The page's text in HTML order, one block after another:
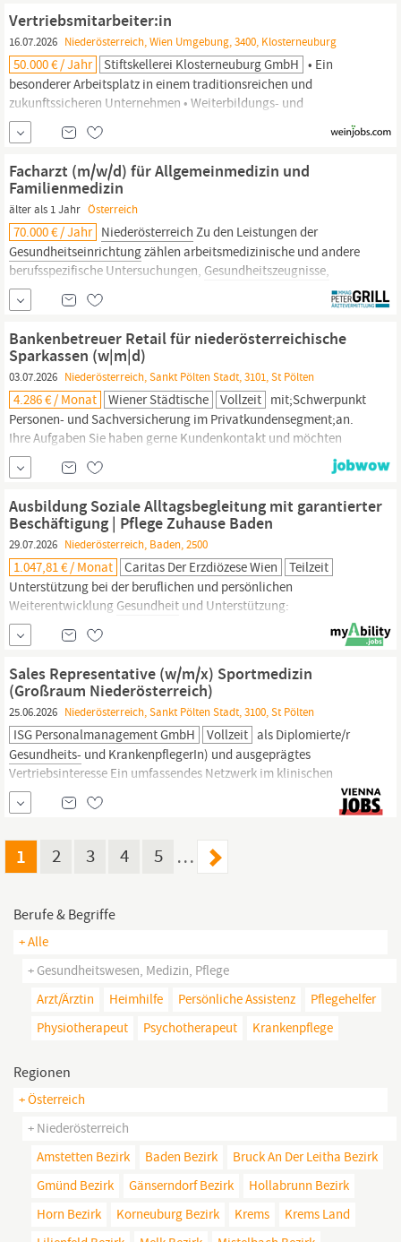
wir Ihnen gerne zur Verfügung.
Vertriebsmitarbeiter:in
16.07.2026 Niederösterreich, Wien Umgebung, 3400, Klosterneuburg
50.000 € / Jahr Stiftskellerei Klosterneuburg GmbH • Ein
besonderer Arbeitsplatz in einem traditionsreichen und
zukunftssicheren Unternehmen • Weiterbildungs- und
Entwicklungsmöglichkeiten • Attraktive Zusatzleistungen
(betriebliche Pensions- und
Essenskostenzuschuss, Events u. a.) • Dienstwagen zur privaten
Nutzung • Jahresbruttogehalt ab EUR 50.000,– (All-In)
Facharzt (m/w/d) für Allgemeinmedizin und
Familienmedizin
älter als 1 Jahr Österreich
70.000 € / Jahr Niederösterreich Zu den Leistungen der
Gesundheitseinrichtungzählen arbeitsmedizinische und andere
berufsspezifische Untersuchungen, Gesundheitszeugnisse,
Vorsorgeuntersuchungen, Laboranalysen und Sport - und
Leistungsdiagnostik. In Ihrer Tätigkeit ist die oberste Priorität die
Bankenbetreuer Retail für niederösterreichische
Sparkassen (w|m|d)
03.07.2026 Niederösterreich, Sankt Pölten Stadt, 3101, St Pölten
4.286 € / Monat Wiener Städtische Vollzeit mit;Schwerpunkt
Personen- und Sachversicherung im Privatkundensegment;an.
Ihre Aufgaben Sie haben gerne Kundenkontakt und möchten
gemeinsam mit den Sparkassen in
Vertriebsaktivitäten für deren Kund:innen organisieren? Sie
Gesundheitder Kund:innen stärken oder...
Ausbildung Soziale Alltagsbegleitung mit garantierter
Beschäftigung | Pflege Zuhause Baden
29.07.2026 Niederösterreich, Baden, 2500
1.047,81 € / Monat Caritas Der Erzdiözese Wien
Teilzeit
Unterstützung bei der beruflichen und persönlichen
Weiterentwicklung Gesundheit und Unterstützung:
Gesundheitsfördernde
Maßnahmen sowie Sozialberatung für
private und berufliche Herausforderungen Vergünstigungen und
Gutscheine: Ermäßigungen in Shops, Apotheken, Hotels und
mehr sowie steuerbegünstigte Lebensmittelgutscheine und...
Sales Representative (w/m/x) Sportmedizin
(Großraum Niederösterreich)
25.06.2026 Niederösterreich, Sankt Pölten Stadt, 3100, St Pölten
ISG Personalmanagement GmbH Vollzeit als Diplomierte/r
Gesundheits- und KrankenpflegerIn) und ausgeprägtes
Vertriebsinteresse Ein umfassendes Netzwerk im klinischen
Umfeld des zukünftigen Salesgebiets Know-how in der
Arthroskopie, Endoskopie, Orthopädie bzw. Endoprothetik o.ä.
Grundkenntnisse in Englisch Gute EDV-Anwenderkenntnisse...
1 2 3 4 5 …
Berufe & Begriffe
+ Alle
+ Gesundheitswesen, Medizin, Pflege
Arzt/ärztin
Heimhilfe Persönliche Assistenz
Pflegehelfer
Physiotherapeut
Psychotherapeut Krankenpflege
Regionen
+ Österreich
+ Niederösterreich
Amstetten Bezirk
Baden Bezirk
Bruck An Der Leitha Bezirk
Gmünd Bezirk
Gänserndorf Bezirk
Hollabrunn Bezirk
Horn Bezirk
Korneuburg Bezirk Krems
Krems Land